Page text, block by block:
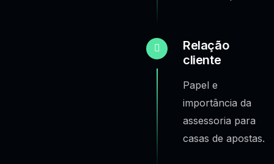
Relação
cliente
Papel e
importância da
assessoria para
casas de apostas.